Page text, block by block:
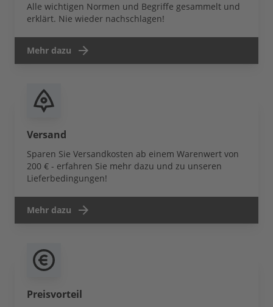
Alle wichtigen Normen und Begriffe gesammelt und
erklärt. Nie wieder nachschlagen!
Mehr dazu
Versand
Sparen Sie Versandkosten ab einem Warenwert von
200 € - erfahren Sie mehr dazu und zu unseren
Lieferbedingungen!
Mehr dazu
Preisvorteil